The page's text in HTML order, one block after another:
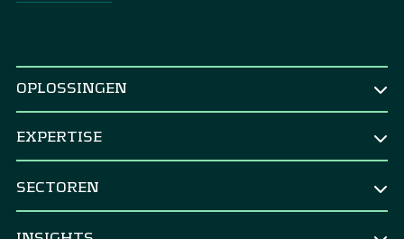
OPLOSSINGEN
CFO
Corporate Treasurer
EXPERTISE
SECTOREN